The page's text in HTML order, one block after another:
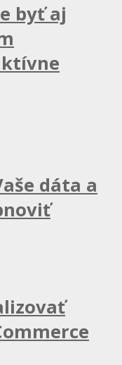
byť aj
dáta a